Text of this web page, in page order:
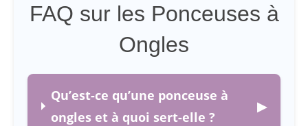
FAQ sur les Ponceuses à
Ongles
Qu’est-ce qu’une ponceuse à
ongles et à quoi sert-elle ?
▶